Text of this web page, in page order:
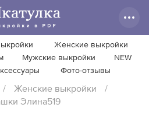
Женские выкройки
Мужские выкройки
NEW
Фото-отзывы
/ Женские выкройки
/
Элина519